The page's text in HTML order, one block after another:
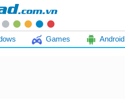
Games Android